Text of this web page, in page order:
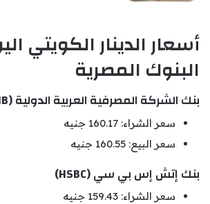
أسعار الدينار الكويتي
البنوك المصرية
بنك الشركة المصرفية العربية الدولية (SAIB)
سعر الشراء: 160.17 جنيه
سعر البيع: 160.55 جنيه
بنك إتش إس بي سي (HSBC)
سعر الشراء: 159.43 جنيه